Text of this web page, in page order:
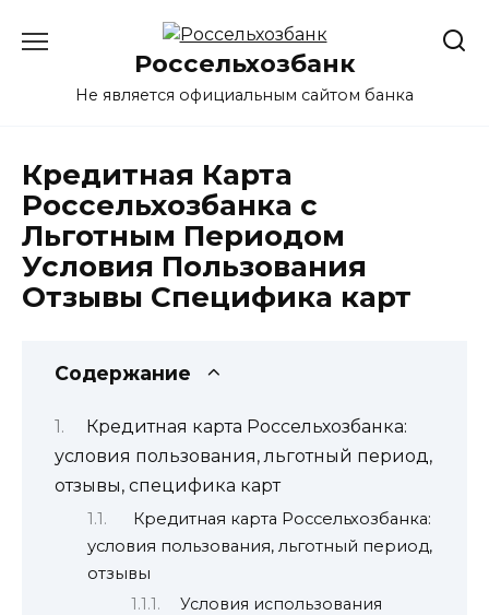
Россельхозбанк
Не является официальным сайтом банка
Кредитная Карта
Россельхозбанка с
Льготным Периодом
Условия Пользования
Отзывы Специфика карт
Содержание
Кредитная карта Россельхозбанка:
условия пользования, льготный период,
отзывы, специфика карт
Кредитная карта Россельхозбанка:
условия пользования, льготный период,
отзывы
Условия использования